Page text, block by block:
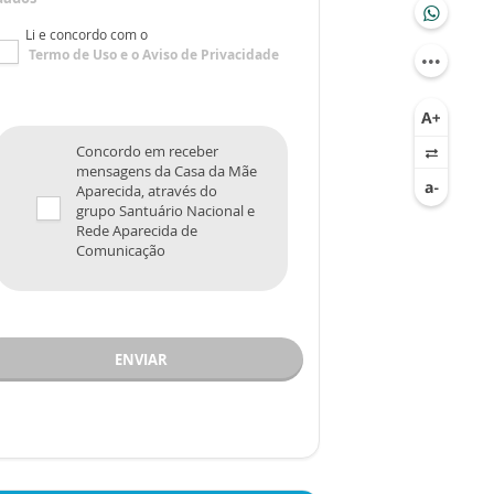
Li e concordo com o
Termo de Usoe oAviso de Privacidade
Concordo em receber
mensagens da Casa da Mãe
Aparecida, através do
grupo Santuário Nacional e
Rede Aparecida de
Comunicação
ENVIAR